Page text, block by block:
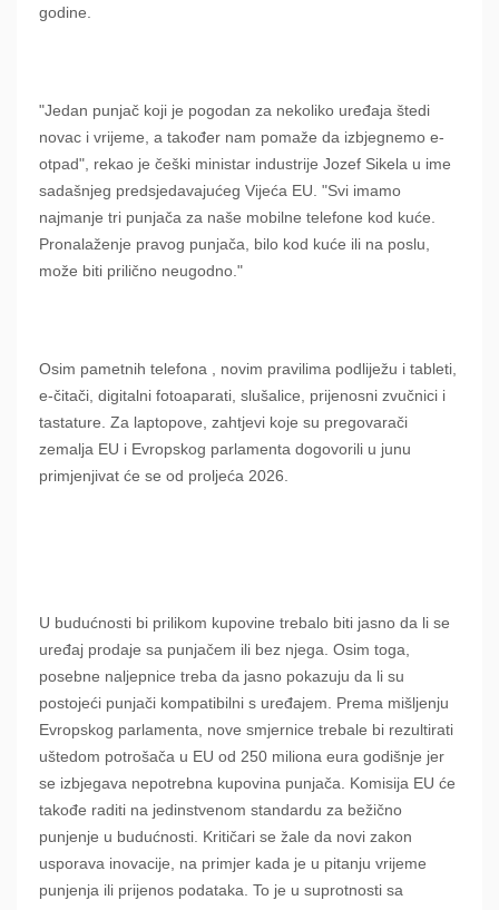
godine.
"Jedan punjač koji je pogodan za nekoliko uređaja štedi
novac i vrijeme, a također nam pomaže da izbjegnemo e-
otpad", rekao je češki ministar industrije Jozef Sikela u ime
sadašnjeg predsjedavajućeg Vijeća EU. "Svi imamo
najmanje tri punjača za naše mobilne telefone kod kuće.
Pronalaženje pravog punjača, bilo kod kuće ili na poslu,
može biti prilično neugodno."
Osim pametnih telefona , novim pravilima podliježu i tableti,
e-čitači, digitalni fotoaparati, slušalice, prijenosni zvučnici i
tastature. Za laptopove, zahtjevi koje su pregovarači
zemalja EU i Evropskog parlamenta dogovorili u junu
primjenjivat će se od proljeća 2026.
U budućnosti bi prilikom kupovine trebalo biti jasno da li se
uređaj prodaje sa punjačem ili bez njega. Osim toga,
posebne naljepnice treba da jasno pokazuju da li su
postojeći punjači kompatibilni s uređajem. Prema mišljenju
Evropskog parlamenta, nove smjernice trebale bi rezultirati
uštedom potrošača u EU od 250 miliona eura godišnje jer
se izbjegava nepotrebna kupovina punjača. Komisija EU će
takođe raditi na jedinstvenom standardu za bežično
punjenje u budućnosti. Kritičari se žale da novi zakon
usporava inovacije, na primjer kada je u pitanju vrijeme
punjenja ili prijenos podataka. To je u suprotnosti sa